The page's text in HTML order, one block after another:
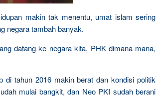
makin tak menentu, umat islam sering
negara tambah banyak.
datang ke negara kita, PHK dimana-mana,
di tahun 2016 makin berat dan kondisi politik
mulai bangkit, dan Neo PKI sudah berani